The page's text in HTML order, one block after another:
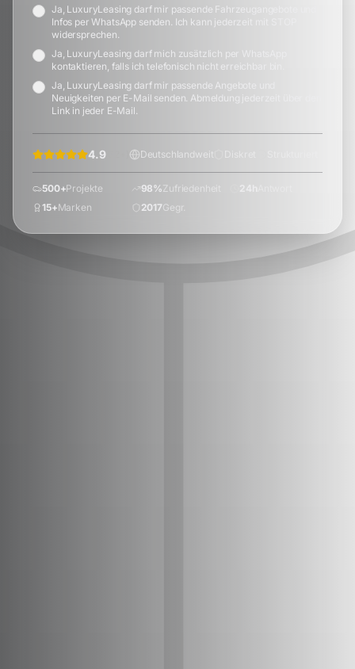
Ja, LuxuryLeasing darf mir passende Fahrzeugangebote und
Infos per WhatsApp senden. Ich kann jederzeit mit STOP
widersprechen.
Ja, LuxuryLeasing darf mich zusätzlich per WhatsApp
kontaktieren, falls ich telefonisch nicht erreichbar bin.
Ja, LuxuryLeasing darf mir passende Angebote und
Neuigkeiten per E-Mail senden. Abmeldung jederzeit über den
Link in jeder E-Mail.
4.9( Deutschlandweit
500+Projekte 98% Zufriedenheit 24h
15+Marken 2017Gegr.